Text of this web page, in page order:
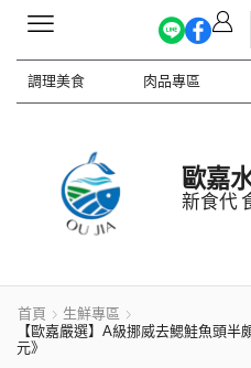
調理美食 肉品專區
歐嘉
新食代
首頁
生鮮專區
【歐嘉嚴選】A級挪威去鰓鮭魚頭
元》